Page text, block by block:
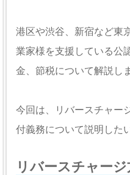
港区や渋谷、新宿など東
業家様を支援している公
金、節税について解説し
今回は、リバースチャー
付義務について説明した
リバースチャージ